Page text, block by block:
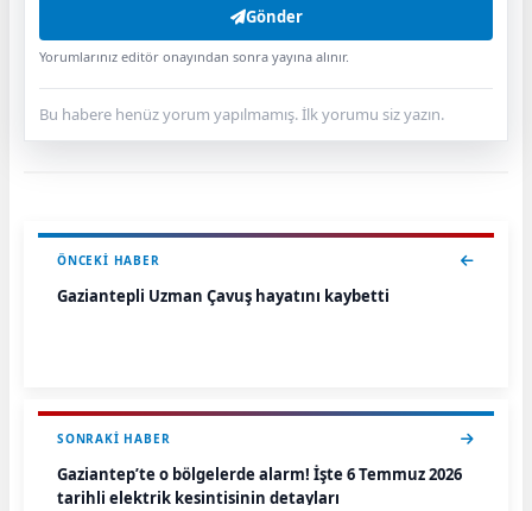
Gönder
Yorumlarınız editör onayından sonra yayına alınır.
Bu habere henüz yorum yapılmamış. İlk yorumu siz yazın.
ÖNCEKI HABER
Gaziantepli Uzman Çavuş hayatını kaybetti
SONRAKI HABER
Gaziantep’te o bölgelerde alarm! İşte 6 Temmuz 2026
tarihli elektrik kesintisinin detayları